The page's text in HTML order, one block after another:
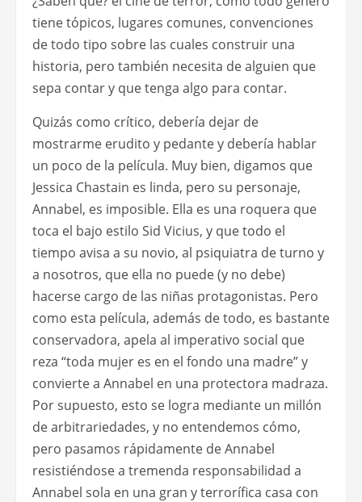
tiene tópicos, lugares comunes, convenciones
de todo tipo sobre las cuales construir una
historia, pero también necesita de alguien que
sepa contar y que tenga algo para contar.
Quizás como crítico, debería dejar de
mostrarme erudito y pedante y debería hablar
un poco de la película. Muy bien, digamos que
Jessica Chastain es linda, pero su personaje,
Annabel, es imposible. Ella es una roquera que
toca el bajo estilo Sid Vicius, y que todo el
tiempo avisa a su novio, al psiquiatra de turno y
a nosotros, que ella no puede (y no debe)
hacerse cargo de las niñas protagonistas. Pero
como esta película, además de todo, es bastante
conservadora, apela al imperativo social que
reza “toda mujer es en el fondo una madre” y
convierte a Annabel en una protectora madraza.
Por supuesto, esto se logra mediante un millón
de arbitrariedades, y no entendemos cómo,
pero pasamos rápidamente de Annabel
resistiéndose a tremenda responsabilidad a
Annabel sola en una gran y terrorífica casa con